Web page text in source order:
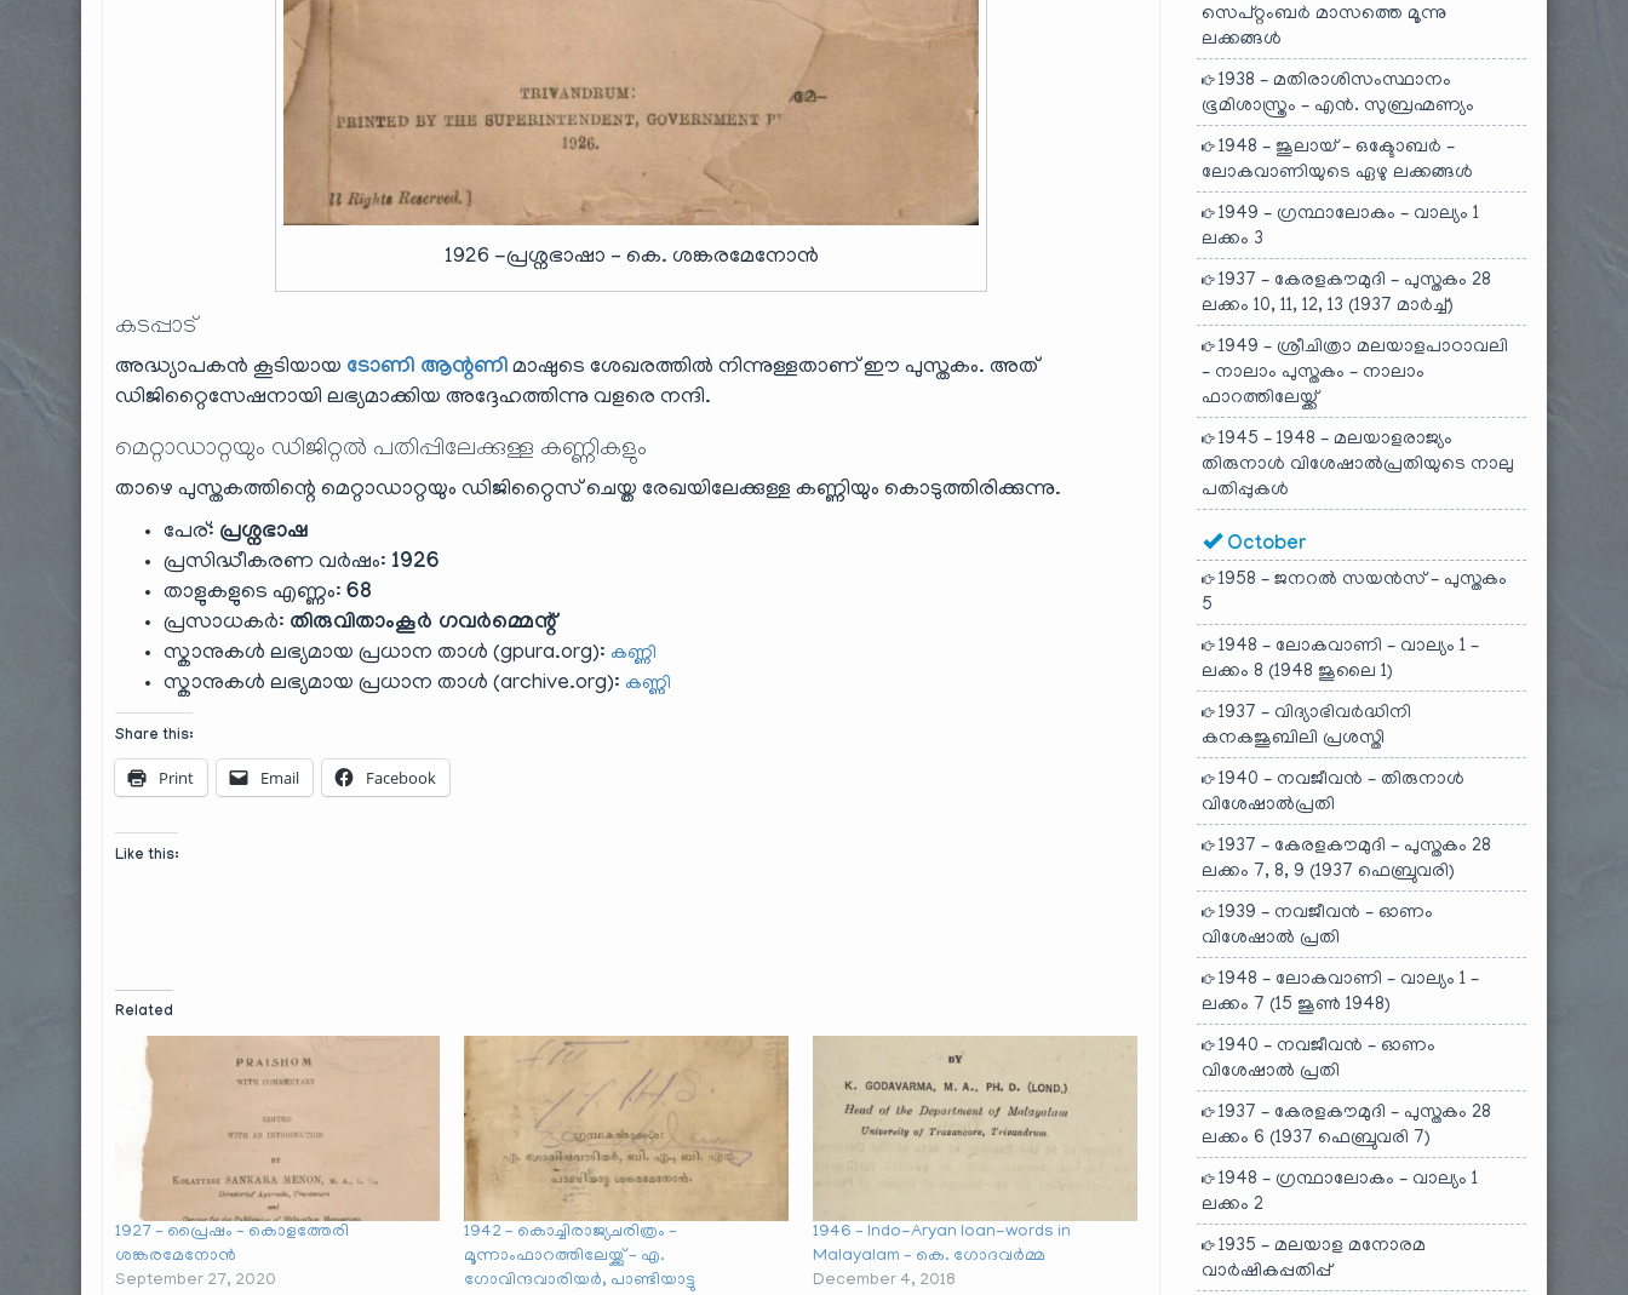
1926 -പ്രശ്നഭാഷാ – കെ. ശങ്കരമേനോൻ
കടപ്പാട്
അദ്ധ്യാപകൻ കൂടിയായ ടോണി ആന്റണി മാഷുടെ ശേഖരത്തിൽ നിന്നുള്ളതാണ് ഈ പുസ്തകം. അത്
ഡിജിറ്റൈസേഷനായി ലഭ്യമാക്കിയ അദ്ദേഹത്തിന്നു വളരെ നന്ദി.
മെറ്റാഡാറ്റയും ഡിജിറ്റൽ പതിപ്പിലേക്കുള്ള കണ്ണികളും
താഴെ പുസ്തകത്തിന്റെ മെറ്റാഡാറ്റയും ഡിജിറ്റൈസ് ചെയ്ത രേഖയിലേക്കുള്ള കണ്ണിയും കൊടുത്തിരിക്കുന്നു.
പേര്: പ്രശ്നഭാഷ
പ്രസിദ്ധീകരണ വർഷം: 1926
താളുകളുടെ എണ്ണം:68
പ്രസാധകർ: തിരുവിതാംകൂർ ഗവർമ്മെന്റ്
സ്കാനുകൾ ലഭ്യമായ പ്രധാന താൾ (gpura.org): കണ്ണി
സ്കാനുകൾ ലഭ്യമായ പ്രധാന താൾ (archive.org): കണ്ണി
Share this:
Print Email Facebook
Like this:
Related
1927 – പ്രൈഷം – കൊളത്തേരി
ശങ്കരമേനോൻ
September 27, 2020
1942 – കൊച്ചിരാജ്യചരിത്രം –
മൂന്നാംഫാറത്തിലേയ്ക്കു് – എ.
ഗോവിന്ദവാരിയർ, പാണ്ടിയാട്ടു
1946 – Indo-Aryan loan-words in
Malayalam – കെ. ഗോദവർമ്മ
December 4, 2018
സെപ്റ്റംബർ മാസത്തെ മൂന്നു
ലക്കങ്ങൾ
1938 – മതിരാശിസംസ്ഥാനം
ഭൂമിശാസ്ത്രം – എൻ. സുബ്രഹ്മണ്യം
1948 – ജൂലായ് – ഒക്ടോബർ –
ലോകവാണിയുടെ ഏഴു ലക്കങ്ങൾ
1949 – ഗ്രന്ഥാലോകം – വാല്യം 1
ലക്കം 3
1937 – കേരളകൗമുദി – പുസ്തകം 28
ലക്കം 10, 11, 12, 13 (1937 മാർച്ച്)
1949 – ശ്രീചിത്രാ മലയാളപാഠാവലി
– നാലാം പുസ്തകം – നാലാം
ഫാറത്തിലേയ്ക്ക്
1945 – 1948 – മലയാളരാജ്യം
തിരുനാൾ വിശേഷാൽപ്രതിയുടെ നാലു
പതിപ്പുകൾ
October
1958 – ജനറൽ സയൻസ് – പുസ്തകം
5
1948 – ലോകവാണി – വാല്യം 1 –
ലക്കം 8 (1948 ജൂലൈ 1)
1937 – വിദ്യാഭിവർദ്ധിനി
കനകജൂബിലി പ്രശസ്തി
1940 – നവജീവൻ – തിരുനാൾ
വിശേഷാൽപ്രതി
1937 – കേരളകൗമുദി – പുസ്തകം 28
ലക്കം 7, 8, 9 (1937 ഫെബ്രുവരി)
1939 – നവജീവൻ – ഓണം
വിശേഷാൽ പ്രതി
1948 – ലോകവാണി – വാല്യം 1 –
ലക്കം 7 (15 ജൂൺ 1948)
1940 – നവജീവൻ – ഓണം
വിശേഷാൽ പ്രതി
1937 – കേരളകൗമുദി – പുസ്തകം 28
ലക്കം 6 (1937 ഫെബ്രുവരി 7)
1948 – ഗ്രന്ഥാലോകം – വാല്യം 1
ലക്കം 2
1935 – മലയാള മനോരമ
വാർഷികപ്പതിപ്പ്